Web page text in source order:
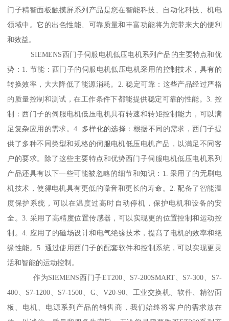
门子精智面板触摸屏系列产品是您在智能科技、自动化科技、机电
领域中。它的出色性能、可靠质量和丰富功能将为您带来大的便利
和效益。
SIEMENS西门子伺服电机低压电机系列产品的主要特点和优
势：1. 节能：西门子的伺服电机低压电机采用的控制技术，具有的
转换效率，大大降低了能源消耗。2. 稳定可靠：这些产品经过严格
的质量控制和测试，在工作条件下都能提供稳定可靠的性能。3. 控
制：西门子的伺服电机低压电机具有转速和转矩控制能力，可以满
足复杂应用的需求。4. 多样化的选择：根据不同的需求，西门子提
供了多种不同类型和规格的伺服电机低压电机产品，以满足不同客
户的要求。除了这些主要特点和优势西门子伺服电机低压电机系列
产品还具有以下一些可能被忽略的细节和知识：1. 采用了的无刷电
机技术，使得电机具有更低的噪音和更长的寿命。2. 配备了智能温
度保护系统，可以在温度过高时自动停机，保护电机和设备的安
全。3. 采用了高精度位置传感器，可以实现更的位置控制和运动控
制。4. 应用了的磁场设计和电气绝缘技术，提髙了电机的效率和绝
缘性能。5. 通过使用西门子的配套软件和控制系统，可以实现更灵
活和智能的运动控制。
作为SIEMENS西门子ET200、S7-200SMART、S7-300、S7-
400、S7-1200、S7-1500、G、V20-90、工业交换机、软件、精智面
板、电机、电源系列产品的销售商，我们始终将客户的需求放在